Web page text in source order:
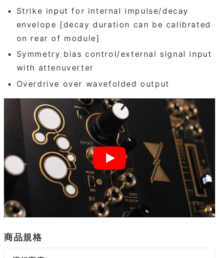
Strike input for internal impulse/decay
envelope [decay duration can be calibrated
on rear of module]
Symmetry bias control/external signal input
with attenuverter
Overdrive over wavefolded output
商品規格